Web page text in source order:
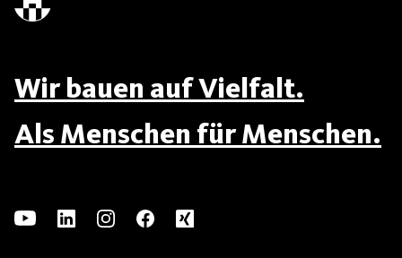
Wir bauen auf Vielfalt.
Als Menschen für Menschen.